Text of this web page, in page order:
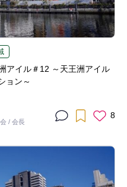
アイル＃12 ～天王洲アイル
ョン～
/ 会長
8